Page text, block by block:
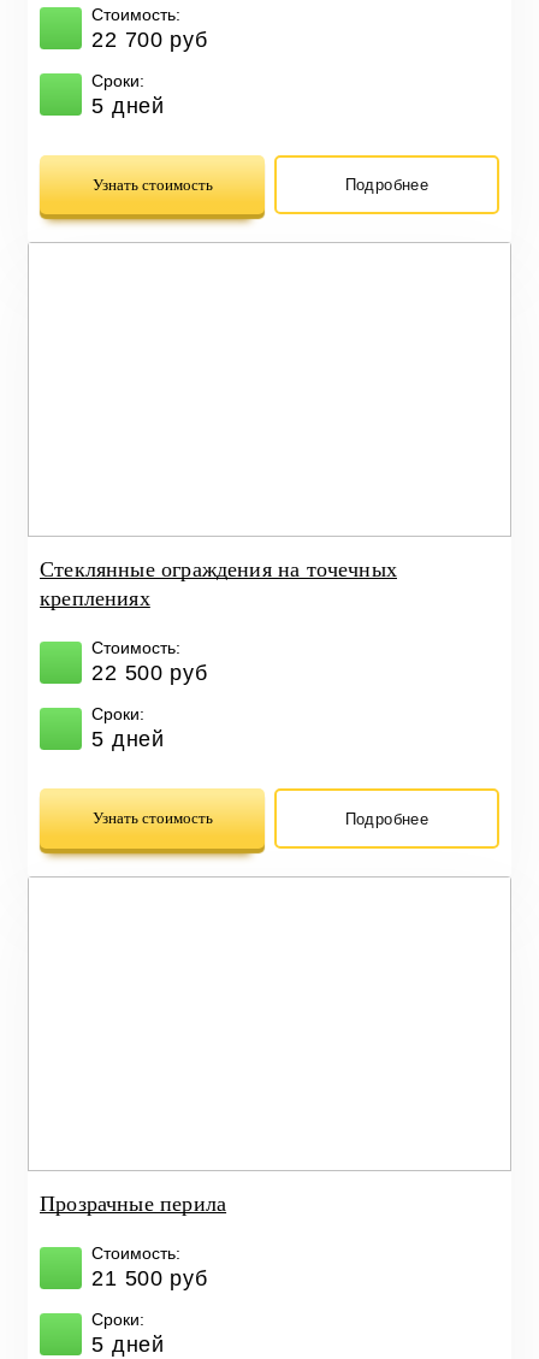
Стоимость:
22 700 руб
Сроки:
5 дней
Узнать стоимость Подробнее
Стеклянные ограждения на точечных
креплениях
Стоимость:
22 500 руб
Сроки:
5 дней
Узнать стоимость Подробнее
Прозрачные перила
Стоимость:
21 500 руб
Сроки:
5 дней